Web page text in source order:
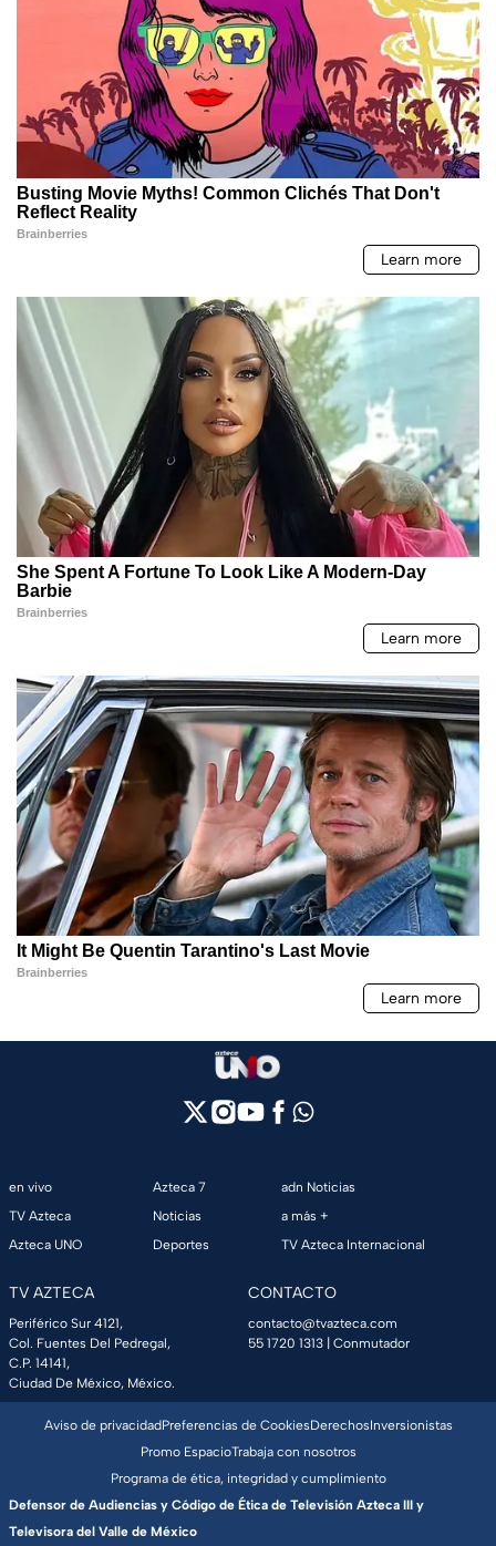
en vivo
TV Azteca
Azteca UNO
Azteca 7
Noticias
Deportes
adn Noticias
a más +
TV Azteca Internacional
TV AZTECA
Periférico Sur 4121,
Col. Fuentes Del Pedregal,
C.P. 14141,
Ciudad De México, México.
CONTACTO
contacto@tvazteca.com
55 1720 1313 | Conmutador
Aviso de privacidadPreferencias de CookiesDerechosInversionistas
Promo EspacioTrabaja con nosotros
Programa de ética, integridad y cumplimiento
Defensor de Audiencias y Código de Ética de Televisión Azteca III y
Televisora del Valle de México